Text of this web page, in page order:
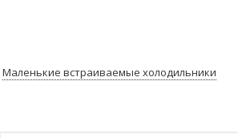
Маленькие встраиваемые холодильники